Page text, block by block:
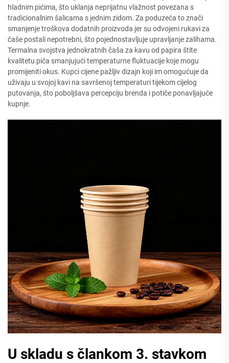
hladnim pićima, što uklanja neprijatnu vlažnost povezana s
tradicionalnim šalicama s jednim zidom. Za poduzeća to znači
smanjenje troškova dodatnih proizvoda jer su odvojeni rukavi za
čaše postali nepotrebni, što pojednostavljuje upravljanje zalihama.
Termalna svojstva jednokratnih čaša za kavu od papira štite
kvalitetu pića smanjujući temperaturne fluktuacije koje mogu
promijeniti okus. Kupci cijene pažljiv dizajn koji im omogućuje da
uživaju u svojoj kavi na savršenoj temperaturi tijekom cijelog
putovanja, što poboljšava percepciju brenda i potiče ponavljajuće
kupnje.
U skladu s člankom 3. stavkom